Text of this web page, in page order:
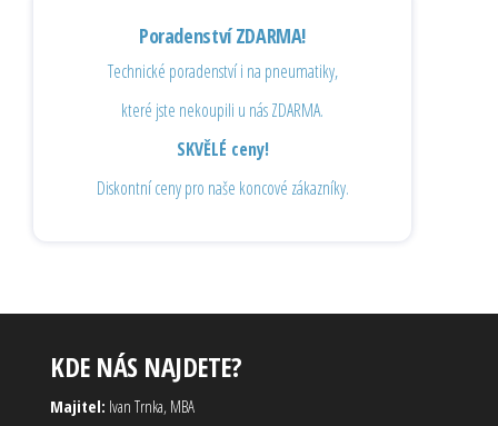
Poradenství ZDARMA!
Technické poradenství i na pneumatiky,
které jste nekoupili u nás ZDARMA.
SKVĚLÉ ceny!
Diskontní ceny pro naše koncové zákazníky.
KDE NÁS NAJDETE?
Majitel: Ivan Trnka, MBA